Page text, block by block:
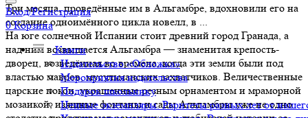
Вход/Регистрация
0 Корзина
Книги
Издательство «Обложка»
Мероприятия издательства
Подарок школьнику
Ценные экземпляры. Раритеты разных лет от
Три месяца, проведённые им в Альгамбре, вдохновили его на
создание одноимённого цикла новелл, в ...
На юге солнечной Испании стоит древний город Гранада, а
над ним возвышается Альгамбра — знаменитая крепость-
дворец, возведённая во времена, когда эти земли были под
властью мавров, мусульманских захватчиков. Величественные
царские покои, украшенные резным орнаментом и мраморной
мозаикой, изящные фонтаны и сады Альгамбры уже не одно